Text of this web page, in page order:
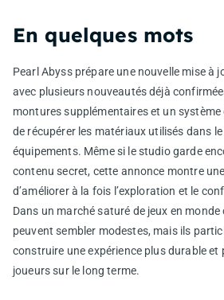
En quelques mots
Pearl Abyss prépare une nouvelle mise à
avec plusieurs nouveautés déjà
montures supplémentaires et un
de récupérer les matériaux utilisés dans
équipements. Même si le studio garde
contenu secret, cette annonce montre
d’améliorer à la fois l’exploration et le
Dans un marché saturé de jeux en
peuvent sembler modestes, mais ils
construire une expérience plus durable et
joueurs sur le long terme.